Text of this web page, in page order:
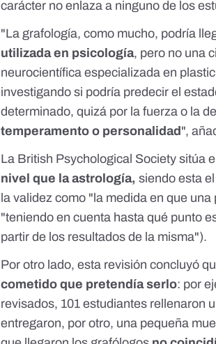
carácter no enlaza a ninguno de los
"La grafología, como mucho, podría
utilizada en psicología, pero no una
neurocientífica especializada en
investigando si podría predecirel
determinado, quizá por la fuerza o la
temperamento o personalidad",
La British Psychological Society sitúa
nivel que la astrología,siendo esta
la validez como "la medida en que
"teniendo en cuenta hasta qué punto
partir de los resultados de la misma").
Por otro lado,esta revisión concluyó
cometido que pretendía serlo: por
revisados, 101 estudiantes rellenaron
entregaron, por otro, una pequeña